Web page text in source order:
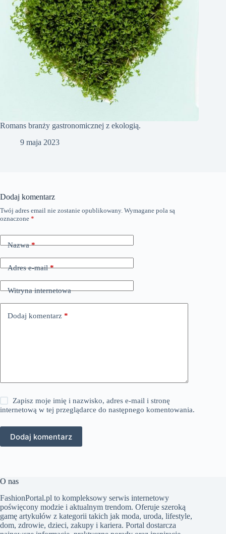
Romans branży gastronomicznej z ekologią.
9 maja 2023
Dodaj komentarz
Twój adres email nie zostanie opublikowany. Wymagane pola są
oznaczone *
Nazwa*
Adres e-mail*
Witryna internetowa
Dodaj komentarz *
Zapisz moje imię i nazwisko, adres e-mail i stronę
internetową w tej przeglądarce do następnego komentowania.
Dodaj komentarz
O nas
FashionPortal.pl to kompleksowy serwis internetowy
poświęcony modzie i aktualnym trendom. Oferuje szeroką
gamę artykułów z kategorii takich jak moda, uroda, lifestyle,
dom, zdrowie, dzieci, zakupy i kariera. Portal dostarcza